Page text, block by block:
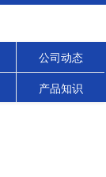
公司动态
产品知识